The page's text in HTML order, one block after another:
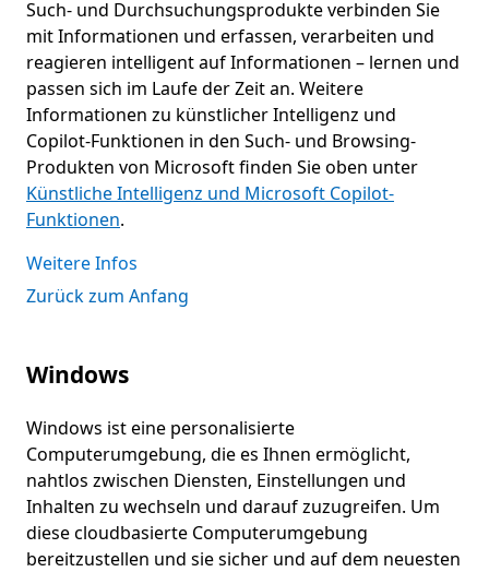
Such- und Durchsuchungsprodukte verbinden Sie
mit Informationen und erfassen, verarbeiten und
reagieren intelligent auf Informationen – lernen und
passen sich im Laufe der Zeit an. Weitere
Informationen zu künstlicher Intelligenz und
Copilot-Funktionen in den Such- und Browsing-
Produkten von Microsoft finden Sie oben unter
Künstliche Intelligenz und Microsoft Copilot-
Funktionen.
Weitere Infos
Zurück zum Anfang
Windows
Windows ist eine personalisierte
Computerumgebung, die es Ihnen ermöglicht,
nahtlos zwischen Diensten, Einstellungen und
Inhalten zu wechseln und darauf zuzugreifen. Um
diese cloudbasierte Computerumgebung
bereitzustellen und sie sicher und auf dem neuesten